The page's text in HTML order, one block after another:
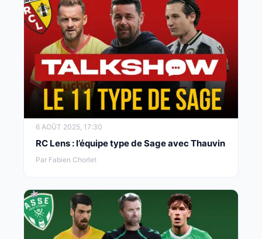
6 AOÛT 2025, 17:30
RC Lens : l’équipe type de Sage avec Thauvin
Par Fabien Chorlet